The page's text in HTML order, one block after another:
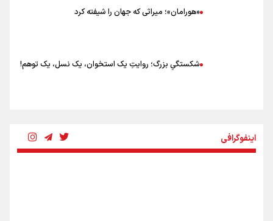
«هورامان»؛ میراثی که جهان را شیفته کرد
شکستگیِ بزرگ؛ روایتِ یک استخوان، یک نسل، یک توهم!
اینفوگرافی